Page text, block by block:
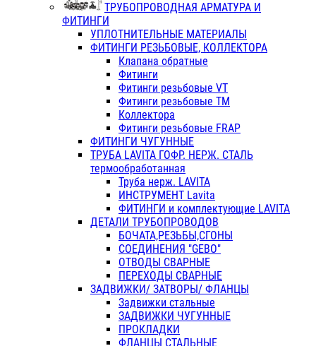
ТРУБОПРОВОДНАЯ АРМАТУРА И
ФИТИНГИ
УПЛОТНИТЕЛЬНЫЕ МАТЕРИАЛЫ
ФИТИНГИ РЕЗЬБОВЫЕ, КОЛЛЕКТОРА
Клапана обратные
Фитинги
Фитинги резьбовые VT
Фитинги резьбовые ТМ
Коллектора
Фитинги резьбовые FRAP
ФИТИНГИ ЧУГУННЫЕ
ТРУБА LAVITA ГОФР. НЕРЖ. СТАЛЬ
термообработанная
Труба нерж. LAVITA
ИНСТРУМЕНТ Lavita
ФИТИНГИ и комплектующие LAVITA
ДЕТАЛИ ТРУБОПРОВОДОВ
БОЧАТА,РЕЗЬБЫ,СГОНЫ
СОЕДИНЕНИЯ "GEBO"
ОТВОДЫ СВАРНЫЕ
ПЕРЕХОДЫ СВАРНЫЕ
ЗАДВИЖКИ/ ЗАТВОРЫ/ ФЛАНЦЫ
Задвижки стальные
ЗАДВИЖКИ ЧУГУННЫЕ
ПРОКЛАДКИ
ФЛАНЦЫ СТАЛЬНЫЕ